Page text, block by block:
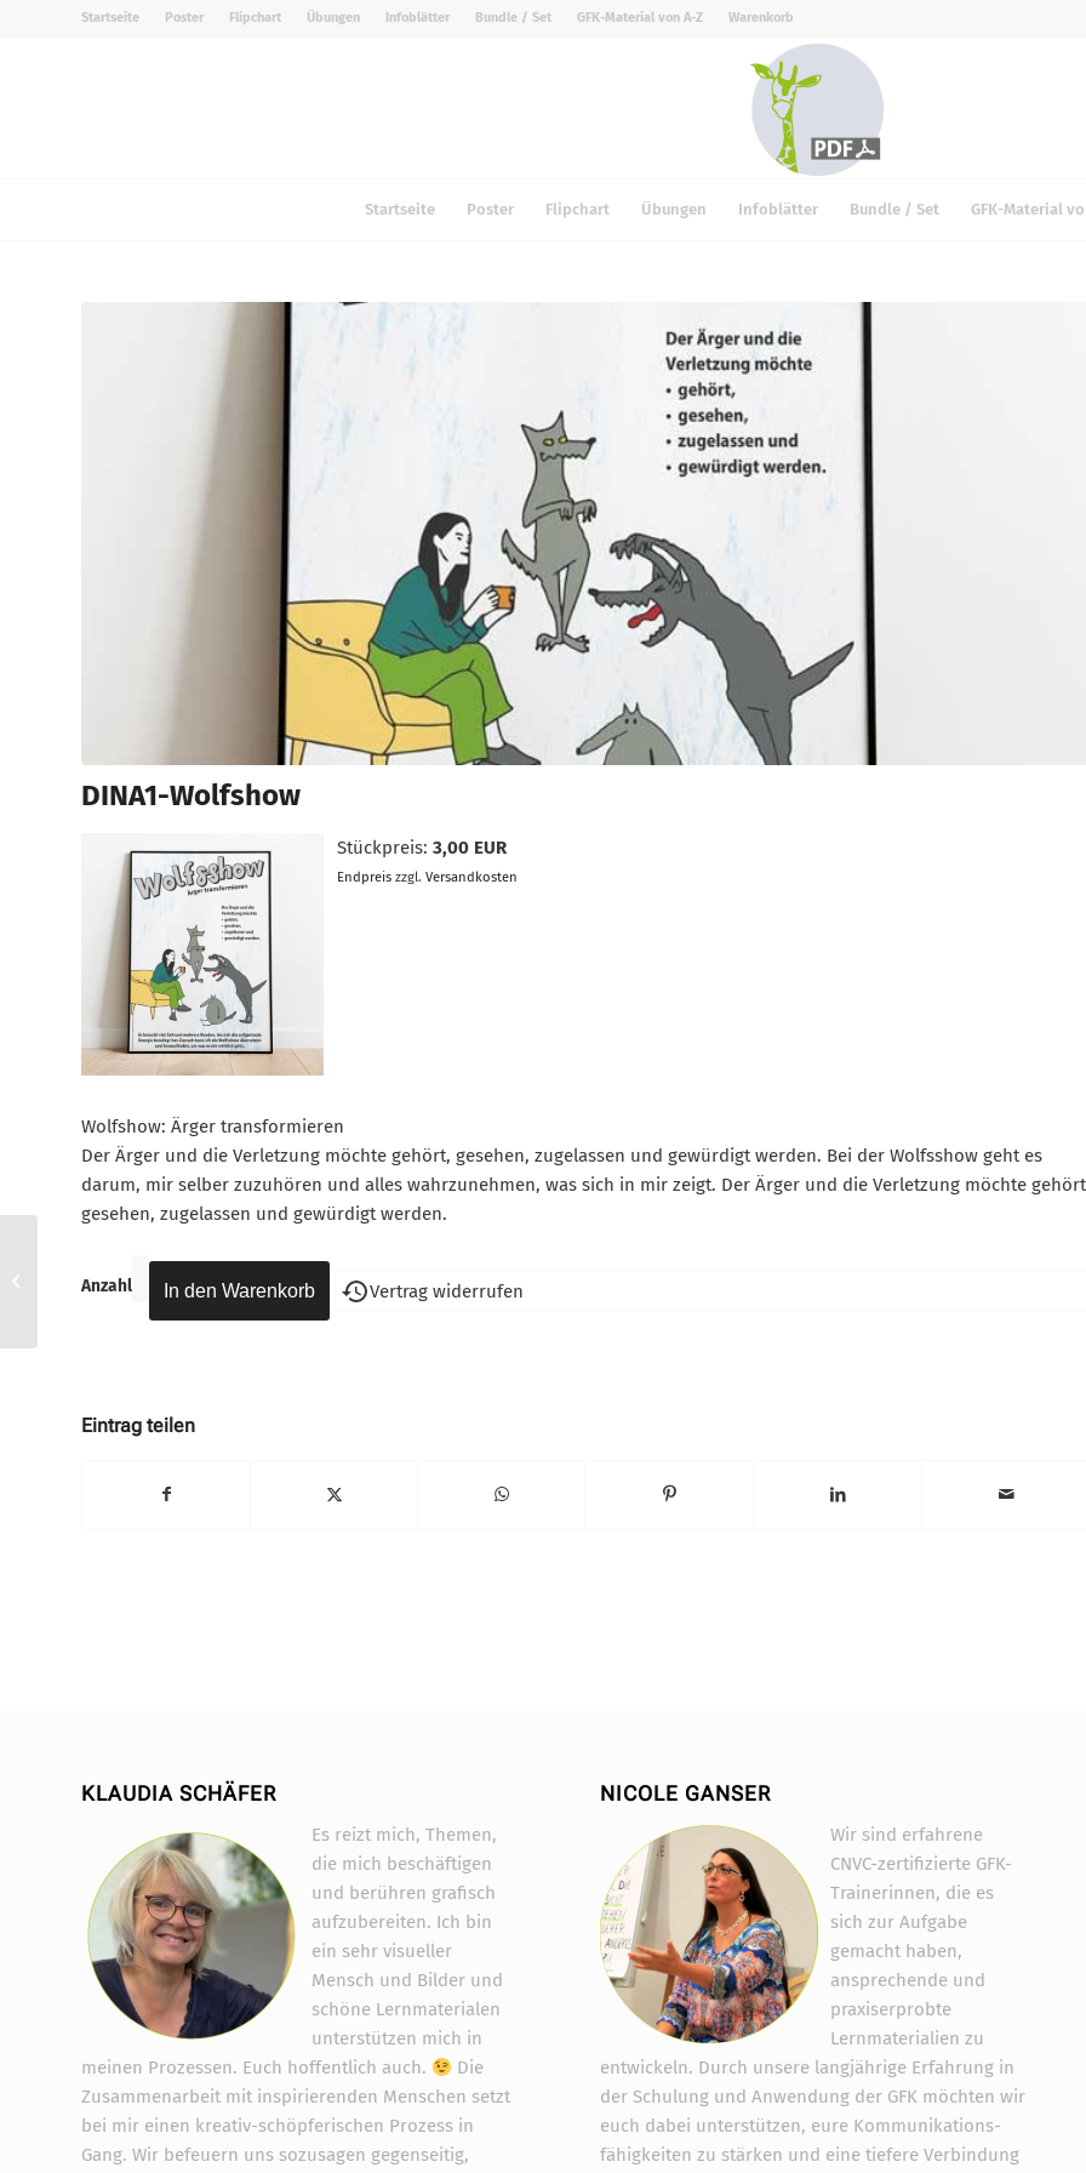
Startseite Poster Flipchart Übungen Infoblätter Bundle / Set GFK-Material von A-Z Warenkorb
Startseite Poster Flipchart Übungen Infoblätter Bundle / Set GFK-Material
DINA1-Wolfshow
Stückpreis:3,00 EUR
Endpreis zzgl.Versandkosten
Wolfshow: Ärger transformieren
Der Ärger und die Verletzung möchte gehört, gesehen, zugelassen und gewürdigt werden. Bei der Wolfsshow geht es
darum, mir selber zuzuhören und alles wahrzunehmen, was sich in mir zeigt. Der Ärger und die Verletzung möchte
gesehen, zugelassen und gewürdigt werden.
Anzahl Vertrag widerrufen
Eintrag teilen
KLAUDIA SCHÄFER
Es reizt mich, Themen,
die mich beschäftigen
und berühren grafisch
aufzubereiten. Ich bin
ein sehr visueller
Mensch und Bilder und
schöne Lernmaterialen
unterstützen mich in
meinen Prozessen. Euch hoffentlich auch.
Die
Zusammenarbeit mit inspirierenden Menschen setzt
bei mir einen kreativ-schöpferischen Prozess in
Gang. Wir befeuern uns sozusagen gegenseitig,
NICOLE GANSER
Wir sind erfahrene
CNVC-zertifizierte GFK-
Trainerinnen, die es
sich zur Aufgabe
gemacht haben,
ansprechende und
praxiserprobte
Lernmaterialien zu
entwickeln. Durch unsere langjährige Erfahrung in
der Schulung und Anwendung der GFK möchten wir
euch dabei unterstützen, eure Kommunikations-
fähigkeiten zu stärken und eine tiefere Verbindung
DINA1-Grenzen